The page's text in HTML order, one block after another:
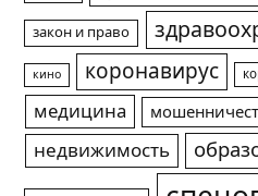
закон и право
кино коронавирус
медицина
недвижимость